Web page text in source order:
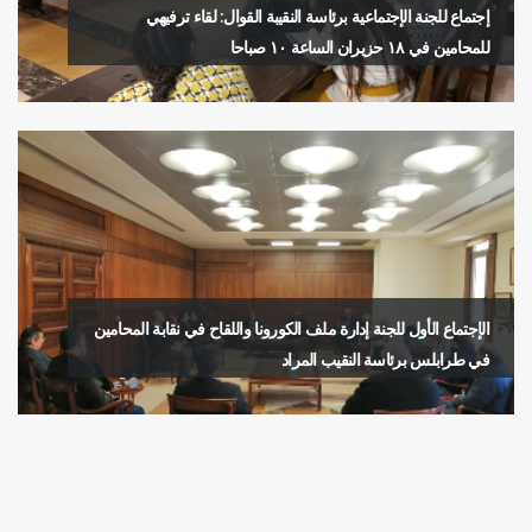
إجتماع للجنة الإجتماعية برئاسة النقيبة القوال: لقاء ترفيهي
للمحامين في ١٨ حزيران الساعة ١٠ صباحا
الإجتماع الأول للجنة إدارة ملف الكورونا واللقاح في نقابة المحامين
في طرابلس برئاسة النقيب المراد